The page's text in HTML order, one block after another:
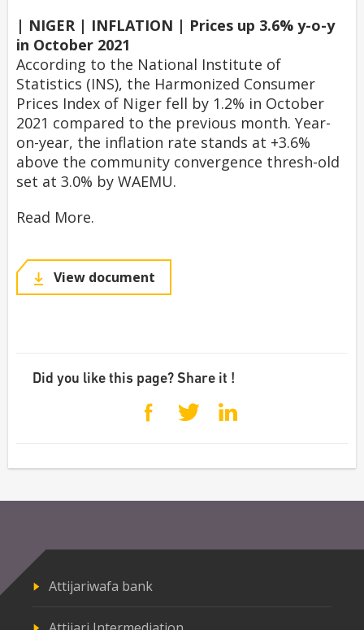
| NIGER | INFLATION | Prices up 3.6% y-o-y
in October 2021
According to the National Institute of
Statistics (INS), the Harmonized Consumer
Prices Index of Niger fell by 1.2% in October
2021 compared to the previous month. Year-
on-year, the inflation rate stands at +3.6%
above the community convergence thresh-old
set at 3.0% by WAEMU.
Read More.
View document
Did you like this page? Share it !
Attijariwafa bank